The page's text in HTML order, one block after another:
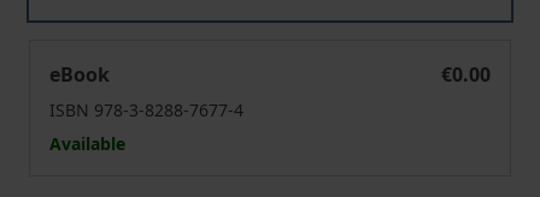
eBook
€0.00
ISBN 978-3-8288-7677-4
Available